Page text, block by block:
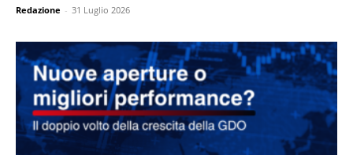
Redazione - 31 Luglio 2026